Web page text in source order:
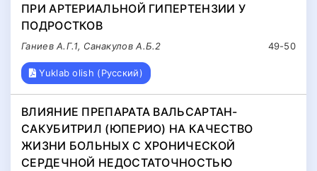
ПРИ АРТЕРИАЛЬНОЙ ГИПЕРТЕНЗИИ У
ПОДРОСТКОВ
49-50
Ганиев А.Г.1, Санакулов А.Б.2
Yuklab olish (Русский)
ВЛИЯНИЕ ПРЕПАРАТА ВАЛЬСАРТАН-
САКУБИТРИЛ (ЮПЕРИО) НА КАЧЕСТВО
ЖИЗНИ БОЛЬНЫХ С ХРОНИЧЕСКОЙ
СЕРДЕЧНОЙ НЕДОСТАТОЧНОСТЬЮ